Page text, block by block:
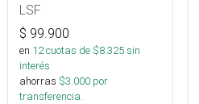
LSF
$ 99.900
en 12cuotas de $8.325sin
interés
ahorras $3.000 por
transferencia.